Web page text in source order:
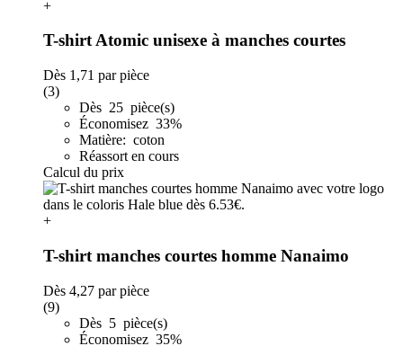
+
T-shirt Atomic unisexe à manches courtes
Dès 1,71 par pièce
(3)
Dès 25 pièce(s)
Économisez 33%
Matière: coton
Réassort en cours
Calcul du prix
+
T-shirt manches courtes homme Nanaimo
Dès 4,27 par pièce
(9)
Dès 5 pièce(s)
Économisez 35%